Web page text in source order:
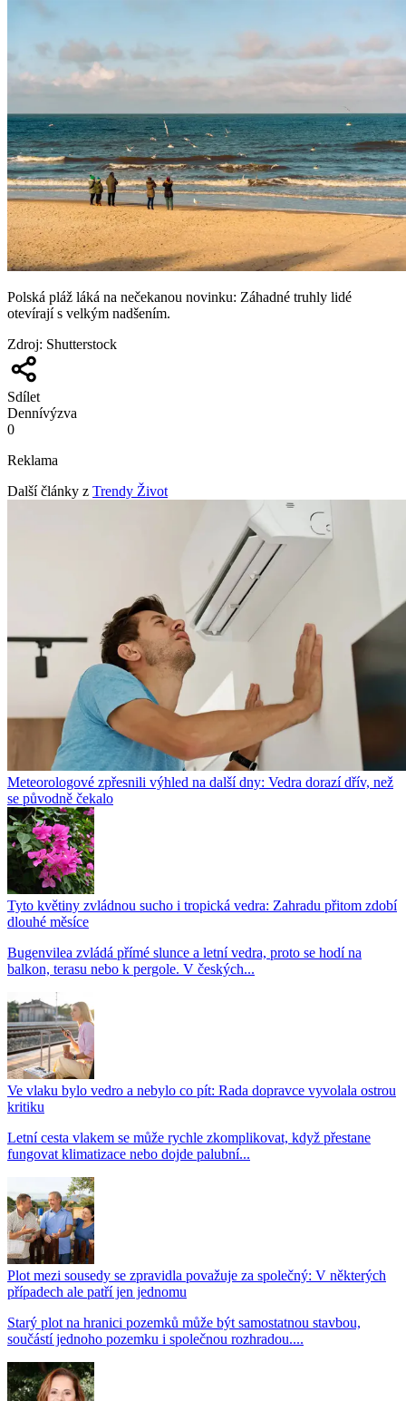
Polská pláž láká na nečekanou novinku: Záhadné truhly lidé
otevírají s velkým nadšením.
Zdroj: Shutterstock
Sdílet
Dennívýzva
0
Reklama
Další články z Trendy Život
Meteorologové zpřesnili výhled na další dny: Vedra dorazí dřív, než
se původně čekalo
Tyto květiny zvládnou sucho i tropická vedra: Zahradu přitom zdobí
dlouhé měsíce
Bugenvilea zvládá přímé slunce a letní vedra, proto se hodí na
balkon, terasu nebo k pergole. V českých...
Ve vlaku bylo vedro a nebylo co pít: Rada dopravce vyvolala ostrou
kritiku
Letní cesta vlakem se může rychle zkomplikovat, když přestane
fungovat klimatizace nebo dojde palubní...
Plot mezi sousedy se zpravidla považuje za společný: V některých
případech ale patří jen jednomu
Starý plot na hranici pozemků může být samostatnou stavbou,
součástí jednoho pozemku i společnou rozhradou....